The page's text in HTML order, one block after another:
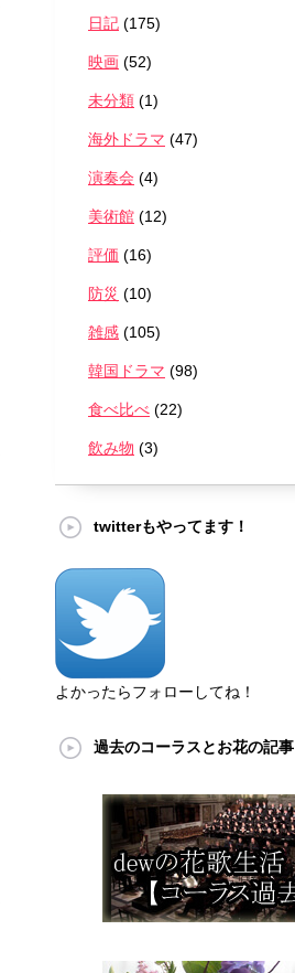
日記 (175)
映画 (52)
未分類 (1)
海外ドラマ (47)
演奏会 (4)
美術館 (12)
評価 (16)
防災 (10)
雑感 (105)
韓国ドラマ (98)
食べ比べ (22)
飲み物 (3)
twitterもやってます！
よかったらフォローしてね！
過去のコーラスとお花の記事